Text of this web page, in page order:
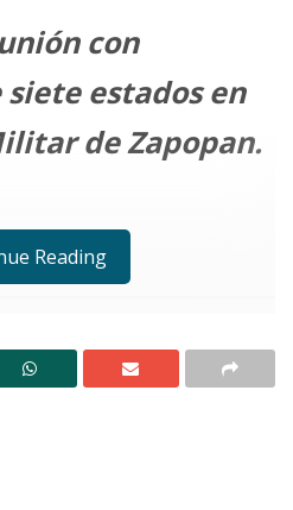
con
estados en
de Zapopan.
con el desarrollo
Reading